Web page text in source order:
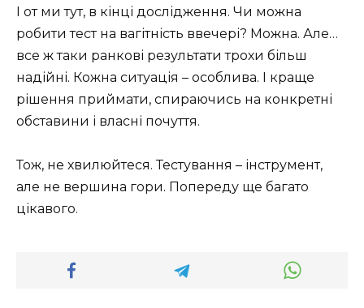
І от ми тут, в кінці дослідження. Чи можна
робити тест на вагітність ввечері? Можна. Але…
все ж таки ранкові результати трохи більш
надійні. Кожна ситуація – особлива. І краще
рішення приймати, спираючись на конкретні
обставини і власні почуття.
Тож, не хвилюйтеся. Тестування – інструмент,
але не вершина гори. Попереду ще багато
цікавого.